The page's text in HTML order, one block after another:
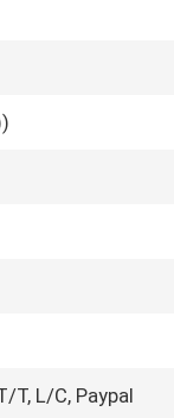
T, L/C, Paypal